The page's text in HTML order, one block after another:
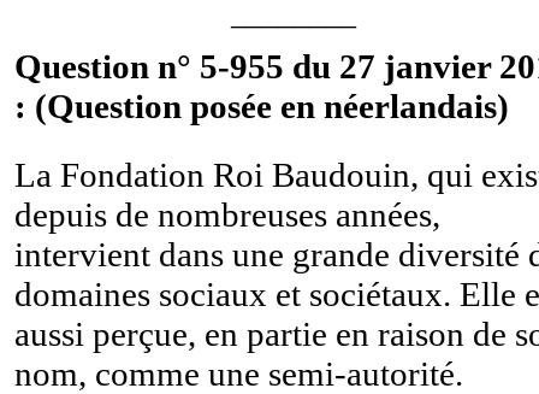
Question n° 5-955 du 27 janvier
: (Question posée en néerlandais)
La Fondation Roi Baudouin, qui
depuis de nombreuses années,
intervient dans une grande diversité
domaines sociaux et sociétaux. Elle
aussi perçue, en partie en raison de
nom, comme une semi-autorité.